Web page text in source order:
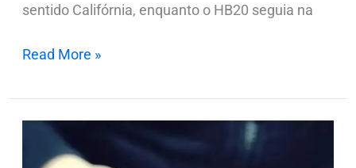
sentido Califórnia, enquanto o HB20 seguia na
Read More »
Homem